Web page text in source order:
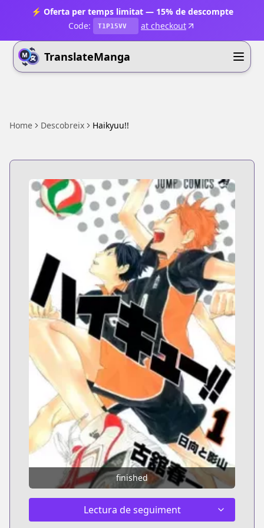
⚡ Oferta per temps limitat — 15% de descompte
Code:
T1P15VV at checkout
TranslateManga
Home Descobreix Haikyuu!!
finished
Lectura de seguiment